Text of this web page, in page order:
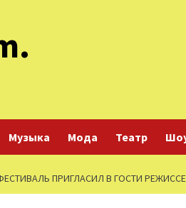
Музыка Мода Театр
ПРИГЛАСИЛ В ГОСТИ